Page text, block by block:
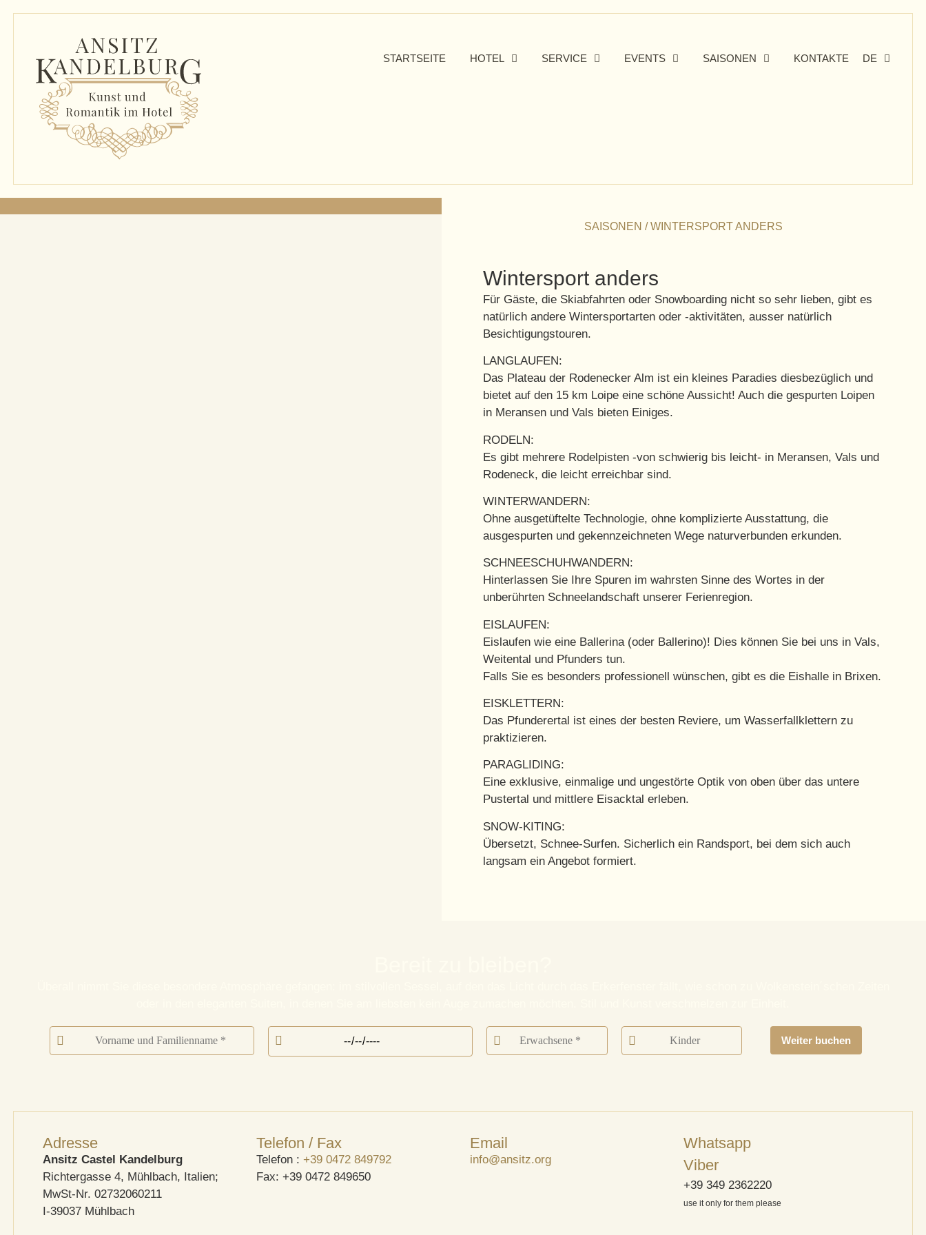
STARTSEITE HOTEL SERVICE EVENTS SAISONEN KONTAKTE DE
SAISONEN /WINTERSPORT ANDERS
Wintersport anders
Für Gäste, die Skiabfahrten oder Snowboarding nicht so sehr lieben, gibt es
natürlich andere Wintersportarten oder -aktivitäten, ausser natürlich
Besichtigungstouren.
LANGLAUFEN:
Das Plateau der Rodenecker Alm ist ein kleines Paradies diesbezüglich und
bietet auf den 15 km Loipe eine schöne Aussicht! Auch die gespurten Loipen
in Meransen und Vals bieten Einiges.
RODELN:
Es gibt mehrere Rodelpisten -von schwierig bis leicht- in Meransen, Vals und
Rodeneck, die leicht erreichbar sind.
WINTERWANDERN:
Ohne ausgetüftelte Technologie, ohne komplizierte Ausstattung, die
ausgespurten und gekennzeichneten Wege naturverbunden erkunden.
SCHNEESCHUHWANDERN:
Hinterlassen Sie Ihre Spuren im wahrsten Sinne des Wortes in der
unberührten Schneelandschaft unserer Ferienregion.
EISLAUFEN:
Eislaufen wie eine Ballerina (oder Ballerino)! Dies können Sie bei uns in Vals,
Weitental und Pfunders tun.
Falls Sie es besonders professionell wünschen, gibt es die Eishalle in Brixen.
EISKLETTERN:
Das Pfunderertal ist eines der besten Reviere, um Wasserfallklettern zu
praktizieren.
PARAGLIDING:
Eine exklusive, einmalige und ungestörte Optik von oben über das untere
Pustertal und mittlere Eisacktal erleben.
SNOW-KITING:
Übersetzt, Schnee-Surfen. Sicherlich ein Randsport, bei dem sich auch
langsam ein Angebot formiert.
Weiter buchen
Adresse
Ansitz Castel Kandelburg
Richtergasse 4, Mühlbach, Italien;
MwSt-Nr. 02732060211
I-39037 Mühlbach
Telefon / Fax
Telefon : +39 0472 849792
Fax: +39 0472 849650
Email
info@ansitz.org
Whatsapp
Viber
+39 349 2362220
use it only for them please